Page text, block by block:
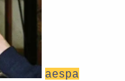
aespa